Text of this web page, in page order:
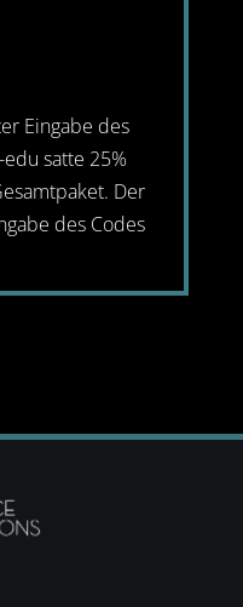
Eingabe des
edu satte 25%
Der
des Codes